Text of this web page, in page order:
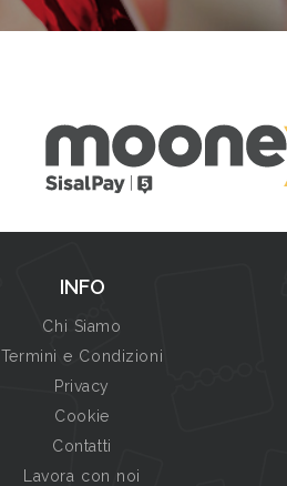
INFO
Chi Siamo
Termini e Condizioni
Privacy
Cookie
Contatti
Lavora con noi